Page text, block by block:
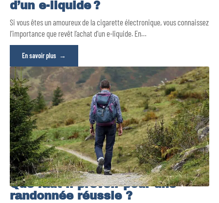
d’un e-liquide ?
Si vous êtes un amoureux de la cigarette électronique, vous connaissez
l’importance que revêt l’achat d’un e-liquide. En…
En savoir plus
Que faut-il prévoir pour une
randonnée réussie ?